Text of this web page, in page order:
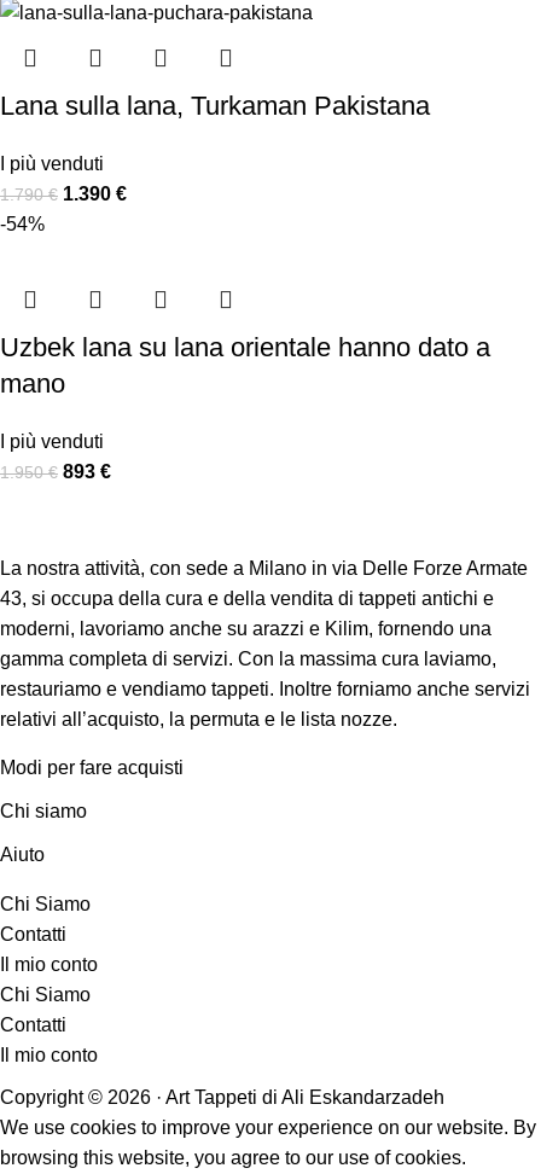
Lana sulla lana, Turkaman Pakistana
I più venduti
1.790€ 1.390 €
-54%
Uzbek lana su lana orientale hanno dato a
mano
I più venduti
1.950€ 893 €
La nostra attività, con sede a Milano in via Delle Forze Armate
43, si occupa della cura e della vendita di tappeti antichi e
moderni, lavoriamo anche su arazzi e Kilim, fornendo una
gamma completa di servizi. Con la massima cura laviamo,
restauriamo e vendiamo tappeti. Inoltre forniamo anche servizi
relativi all’acquisto, la permuta e le lista nozze.
Modi per fare acquisti
Chi siamo
Aiuto
Chi Siamo
Contatti
Il mio conto
Chi Siamo
Contatti
Il mio conto
Copyright © 2026 · Art Tappeti di Ali Eskandarzadeh
We use cookies to improve your experience on our website. By
browsing this website, you agree to our use of cookies.